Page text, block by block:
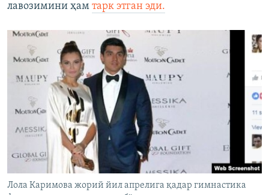
лавозимини ҳам тарк этган эди.
Лола Каримова жорий йил апрелига қадар гимнастика